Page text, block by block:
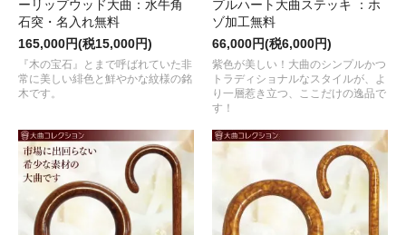
ーリップウッド大曲：水牛角
石突・名入れ無料
165,000円(税15,000円)
『木の宝石』とまで呼ばれていた非
常に美しい緋色と鮮やかな紋様の銘
木です。
プルハート大曲ステッキ ：ホ
ゾ加工無料
66,000円(税6,000円)
紫色が美しい！大曲のシンプルかつ
トラディショナルなスタイルが、よ
り一層惹き立つ、ここだけの逸品で
す！